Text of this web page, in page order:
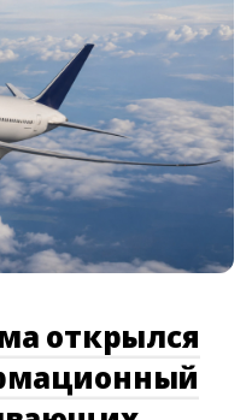
открылся